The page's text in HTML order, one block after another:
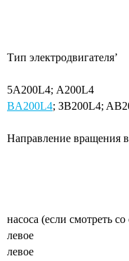
Тип электродвигателя’
5A200L4; А200L4
BA200L4; ЗВ200L4;
Направление вращения
насоса (если смотреть
левое
левое